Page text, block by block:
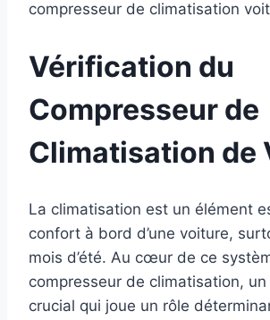
compresseur de climatisation
Vérification du
Compresseur de
Climatisation de
La climatisation est un élément
confort à bord d’une voiture,
mois d’été. Au cœur de ce
compresseur de climatisation,
crucial qui joue un rôle